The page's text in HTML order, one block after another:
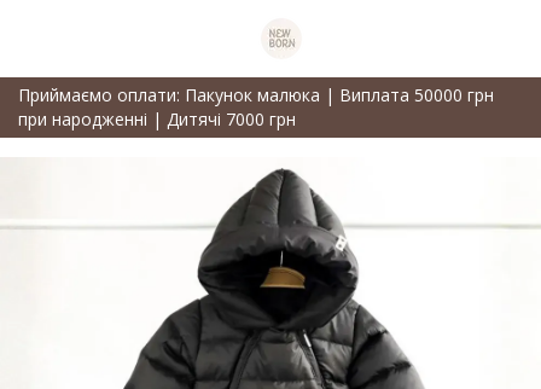
Приймаємо оплати: Пакунок малюка | Виплата 50000 грн
при народженні | Дитячі 7000 грн